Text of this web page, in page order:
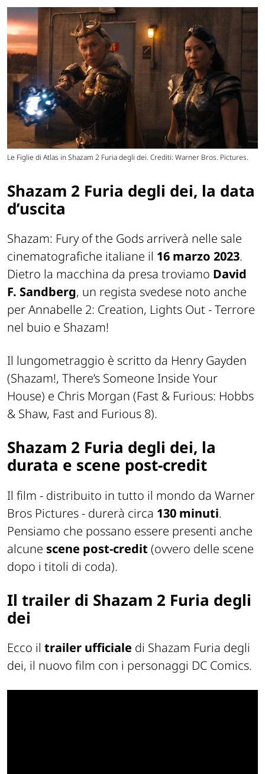
Le Figlie di Atlas in Shazam 2 Furia degli dei. Crediti: Warner Bros. Pictures.
Shazam 2 Furia degli dei, la data
d’uscita
Shazam: Fury of the Gods arriverà nelle sale
cinematografiche italiane il 16 marzo 2023.
Dietro la macchina da presa troviamo David
F. Sandberg, un regista svedese noto anche
per Annabelle 2: Creation, Lights Out - Terrore
nel buio e Shazam!
Il lungometraggio è scritto da Henry Gayden
(Shazam!, There’s Someone Inside Your
House) e Chris Morgan (Fast & Furious: Hobbs
& Shaw, Fast and Furious 8).
Shazam 2 Furia degli dei, la
durata e scene post-credit
Il film - distribuito in tutto il mondo da Warner
Bros Pictures - durerà circa 130 minuti.
Pensiamo che possano essere presenti anche
alcune scene post-credit (ovvero delle scene
dopo i titoli di coda).
Il trailer di Shazam 2 Furia degli
dei
Ecco il trailer ufficiale di Shazam Furia degli
dei, il nuovo film con i personaggi DC Comics.